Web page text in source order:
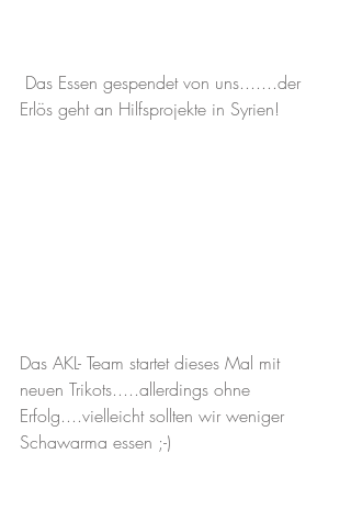
Erlös geht an Hilfsprojekte in Syrien!
Das AKL- Team startet dieses Mal mit
neuen Trikots.....allerdings ohne
Erfolg....vielleicht sollten wir weniger
Schawarma essen ;-)